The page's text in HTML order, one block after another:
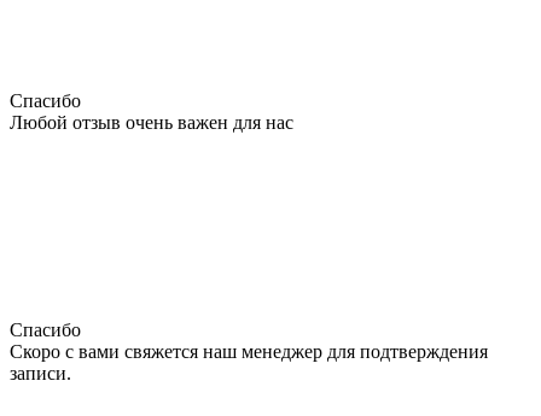
Спасибо
Любой отзыв очень важен для нас
Спасибо
Скоро с вами свяжется наш менеджер для подтверждения
записи.